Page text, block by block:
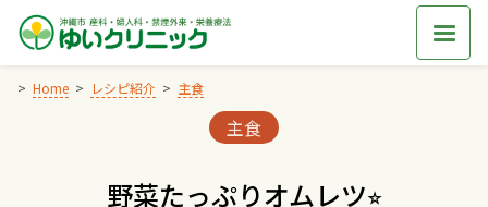
Skip
content
Home レシピ紹介 主食
Categories:
主食
野菜たっぷりオムレツ⭐︎